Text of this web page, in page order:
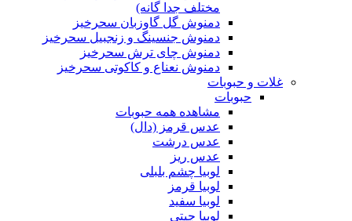
مختلف جدا گانه)
دمنوش گل گاوزبان سحرخیز
دمنوش جنسینگ و زنجبیل سحرخیز
دمنوش چای ترش سحرخیز
دمنوش نعناع و کاکوتی سحرخیز
غلات و حبوبات
حبوبات
مشاهده همه حبوبات
عدس قرمز (دال)
عدس درشت
عدس ریز
لوبیا چشم بلبلی
لوبیا قرمز
لوبیا سفید
لوبیا چیتی